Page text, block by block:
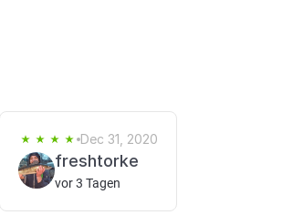
Dec 31, 2020
freshtorke
vor 3 Tagen